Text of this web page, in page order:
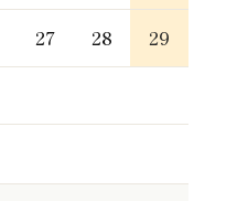
27 28 29